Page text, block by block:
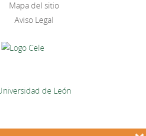
Mapa del sitio
Aviso Legal